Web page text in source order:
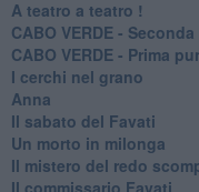
A teatro a teatro !
CABO VERDE -
CABO VERDE - Prima
I cerchi nel grano
Anna
Il sabato del Favati
Un morto in milonga
Il mistero del redo
Il commissario Favati